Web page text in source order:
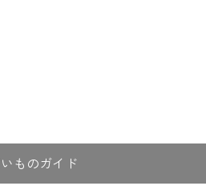
ものガイド